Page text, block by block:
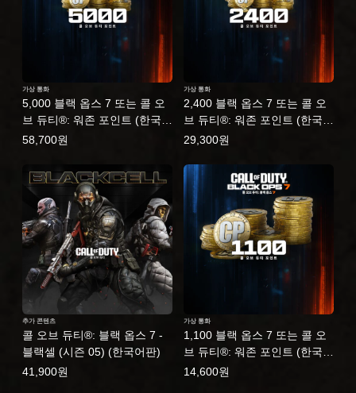
5,000 블랙 옵스 7 또는 콜 오
브 듀티®: 워존 포인트 (한국어
판)
가상 통화
58,700원
2,400 블랙 옵스 7 또는 콜 오
브 듀티®: 워존 포인트 (한국어
판)
가상 통화
29,300원
콜 오브 듀티®: 블랙 옵스 7 -
블랙셀 (시즌 05) (한국어판)
추가 콘텐츠
41,900원
1,100 블랙 옵스 7 또는 콜 오
브 듀티®: 워존 포인트 (한국어
판)
가상 통화
14,600원